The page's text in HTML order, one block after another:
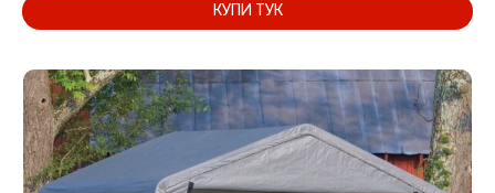
422.01 лв..
337.01 лв..
КУПИ ТУК